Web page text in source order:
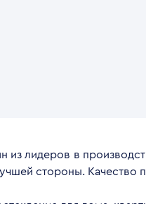
из лидеров в
стороны.